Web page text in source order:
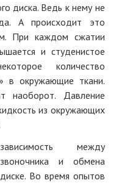
диска. Ведь к нему не
А происходит это
При каждом сжатии
и студенистое
количество
в окружающие ткани.
наоборот. Давление
из окружающих
между
и обмена
Во время опытов